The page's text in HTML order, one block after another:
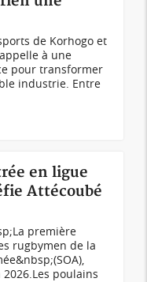
de Korhogo et
à une
pour transformer
industrie. Entre
en ligue
Attécoubé
première
rugbymen de la
poulains